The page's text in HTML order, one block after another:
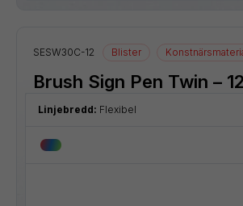
SESW30C-12 Blister
Brush Sign Pen Twin –
Linjebredd: Flexibel